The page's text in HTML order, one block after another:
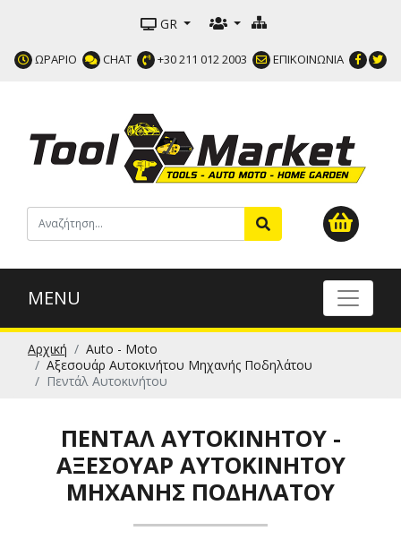
GR
ΩΡΑΡΙΟ CHAT +30 211 012 2003 ΕΠΙΚΟΙΝΩΝΙΑ
MENU
Αρχική
Auto - Moto
Αξεσουάρ Αυτοκινήτου Μηχανής Ποδηλάτου
Πεντάλ Αυτοκινήτου
ΠΕΝΤΆΛ ΑΥΤΟΚΙΝΉΤΟΥ -
ΑΞΕΣΟΥΆΡ ΑΥΤΟΚΙΝΉΤΟΥ
ΜΗΧΑΝΉΣ ΠΟΔΗΛΆΤΟΥ